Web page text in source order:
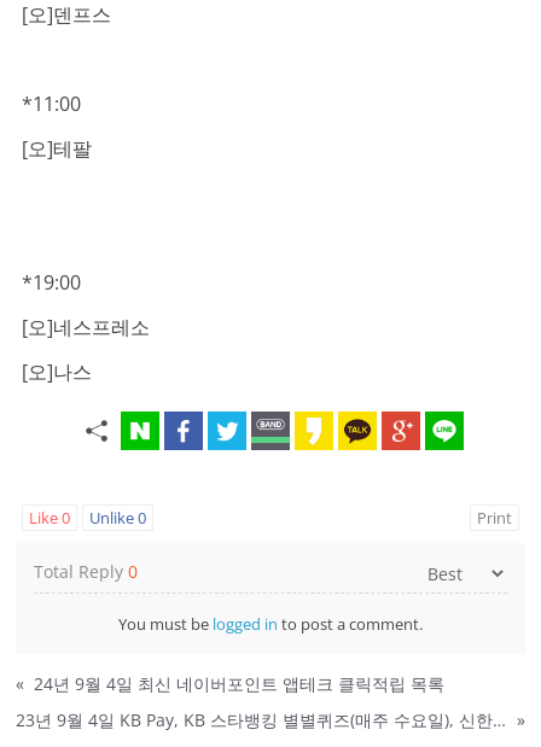
[오]덴프스
*11:00
[오]테팔
*19:00
[오]네스프레소
[오]나스
Like0 Unlike0 Print
Total Reply0
You must be logged in to post a comment.
« 24년 9월 4일 최신 네이버포인트 앱테크 클릭적립 목록
23년 9월 4일 KB Pay, KB 스타뱅킹 별별퀴즈(매주 수요일), 신한, 옥션 퀴즈 정답 »